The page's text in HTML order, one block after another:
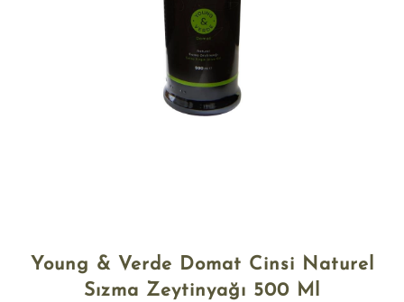
Young & Verde Domat Cinsi Naturel
Sızma Zeytinyağı 500 Ml